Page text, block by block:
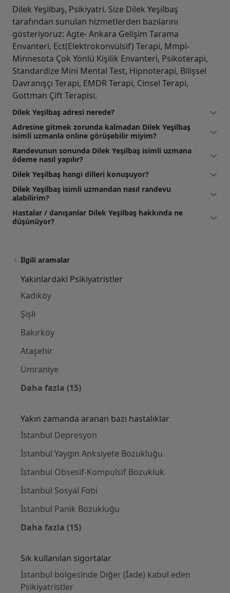
Dilek Yeşilbaş, Psikiyatri. Size Dilek Yeşilbaş
tarafından sunulan hizmetlerden bazılarını
gösteriyoruz: Agte- Ankara Gelişim Tarama
Envanteri, Ect(Elektrokonvülsif) Terapi, Mmpi-
Minnesota Çok Yönlü Kişilik Envanteri, Psikoterapi,
Standardize Mini Mental Test, Hipnoterapi, Bilişsel
Davranışçı Terapi, EMDR Terapi, Cinsel Terapi,
Gottman Çift Terapisi.
Dilek Yeşilbaş adresi nerede?
Adresine gitmek zorunda kalmadan Dilek Yeşilbaş
isimli uzmanla online görüşebilir miyim?
Randevunun sonunda Dilek Yeşilbaş isimli uzmana
ödeme nasıl yapılır?
Dilek Yeşilbaş hangi dilleri konuşuyor?
Dilek Yeşilbaş isimli uzmandan nasıl randevu
alabilirim?
Hastalar / danışanlar Dilek Yeşilbaş hakkında ne
düşünüyor?
İlgili aramalar
Yakınlardaki Psikiyatristler
Kadıköy
Şişli
Bakırköy
Ataşehir
Ümraniye
Daha fazla (15)
Yakın zamanda aranan bazı hastalıklar
İstanbul Depresyon
İstanbul Yaygın Anksiyete Bozukluğu
İstanbul Obsesif-Kompulsif Bozukluk
İstanbul Sosyal Fobi
İstanbul Panik Bozukluğu
Daha fazla (15)
Sık kullanılan sigortalar
İstanbul bölgesinde Diğer (İade) kabul eden
Psikiyatristler